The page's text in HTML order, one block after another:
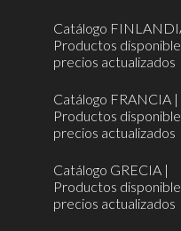
Catálogo
Productos
precios actualizados
Catálogo FRANCIA |
Productos
precios actualizados
Catálogo GRECIA |
Productos
precios actualizados